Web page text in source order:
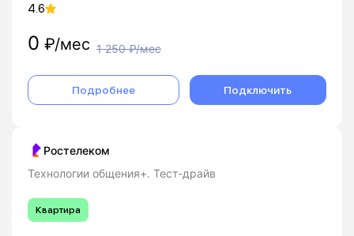
4.6
0 ₽/мес 1 250₽/мес
Подробнее Подключить
Ростелеком
Технологии общения+. Тест-драйв
Квартира